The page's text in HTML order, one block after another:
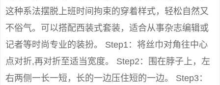
这种系法摆脱上班时间拘束的穿着样式，轻松自然又
不俗气。可以搭配西装式套装，适合从事杂志编辑或
记者等时尚专业的装扮。 Step1：将丝巾对角往中心
点对折,再对折至适当宽度。 Step2：围在脖子上，左
右两侧一长一短，长的一边压住短的一边。 Step3：